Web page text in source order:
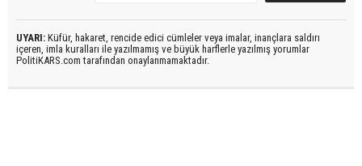
UYARI: Küfür, hakaret, rencide edici cümleler veya imalar, inançlara saldırı
içeren, imla kuralları ile yazılmamış ve büyük harflerle yazılmış yorumlar
PolitiKARS.com tarafından onaylanmamaktadır.